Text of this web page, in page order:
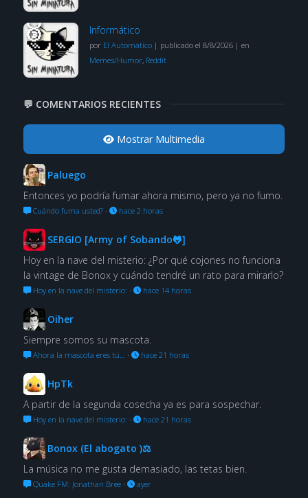
Informático
por El Automático| publicado el 8/8/2026| en
Memes/Humor, Reddit
💬 COMENTARIOS RECIENTES
Mostrar Multimedia
Paluego
Entonces yo podría fumar ahora mismo, pero ya no fumo.
Cuándo fuma usted?· hace 2 horas
SERGIO [Army of Sobando🐸]
Hoy en la nave del misterio: ¿Por qué cojones no funciona
la vintage de Bonox y cuándo tendré un rato para mirarlo?
Hoy en la nave del misterio: · hace 14 horas
Oiher
Siempre somos su mascota.
Ahora la mascota eres tú… · hace 21 horas
HpTk
A partir de la segunda cosecha ya es para sospechar.
Hoy en la nave del misterio: · hace 21 horas
Bonox (El abogato )⚖
La música no me gusta demasiado, las tetas bien.
Quake FM: Jonathan Bree· ayer